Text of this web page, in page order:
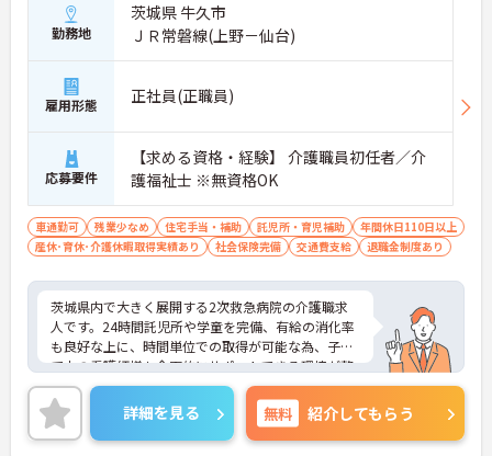
勤務地
茨城県 牛久市
ＪＲ常磐線(上野－仙台)
雇用形態 正社員(正職員)
応募要件
【求める資格・経験】 介護職員初任者／介
護福祉士 ※無資格OK
車通勤可 残業少なめ 住宅手当・補助 託児所・育児補助
年間休日110日以上
産休･育休･介護休暇取得実績あり
社会保険完備 交通費支給 退職金制度あり
茨城県内で大きく展開する2次救急病院の介護職求
人です。24時間託児所や学童を完備、有給の消化率
も良好な上に、時間単位での取得が可能な為、子育
て中の看護師様も全面的にサポートできる環境が整
っています。また寮も使うことができ、遠方からの
方も入職が可能です。ご興味のある方には、面接対
策ポイントなど、さらに詳細をお話しいたしますの
で、お気軽にご相談ください。
詳細を見る 無料 紹介してもらう